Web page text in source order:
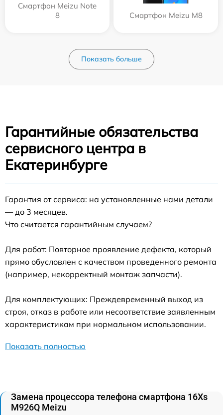
Смартфон Meizu Note
8
Смартфон Meizu M8
Показать больше
Гарантийные обязательства
сервисного центра в
Екатеринбурге
Гарантия от сервиса: на установленные нами детали
— до 3 месяцев.
Что считается гарантийным случаем?
Для работ: Повторное проявление дефекта, который
прямо обусловлен с качеством проведенного ремонта
(например, некорректный монтаж запчасти).
Для комплектующих: Преждевременный выход из
строя, отказ в работе или несоответствие заявленным
характеристикам при нормальном использовании.
Показать полностью
Замена процессора телефона смартфона 16Xs
M926Q Meizu